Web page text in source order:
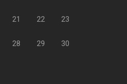
21 22 23
28 29 30